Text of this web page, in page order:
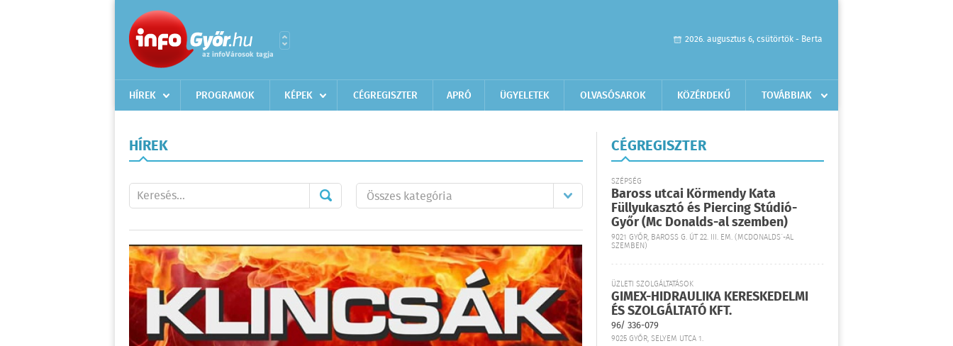
2026. augusztus 6, csütörtök - Berta
HÍREK PROGRAMOK KÉPEK CÉGREGISZTER APRÓ ÜGYELETEK OLVASÓSAROK KÖZÉRDEKŰ TOVÁBBIAK
HÍREK CÉGREGISZTER
SZÉPSÉG
Baross utcai Körmendy Kata
Füllyukasztó és Piercing Stúdió-
Győr (Mc Donalds-al szemben)
9021 GYŐR, BAROSS G. ÚT 22. III. EM. (MCDONALDS´-AL
SZEMBEN)
ÜZLETI SZOLGÁLTATÁSOK
GIMEX-HIDRAULIKA KERESKEDELMI
ÉS SZOLGÁLTATÓ KFT.
96/ 336-079
9025 GYŐR, SELYEM UTCA 1.